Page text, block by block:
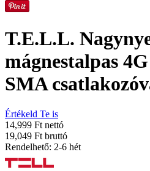
T.E.L.L.
mágnestalpas
SMA
Értékeld Te is
14,999 Ft nettó
19,049 Ft bruttó
Rendelhető: 2-6 hét